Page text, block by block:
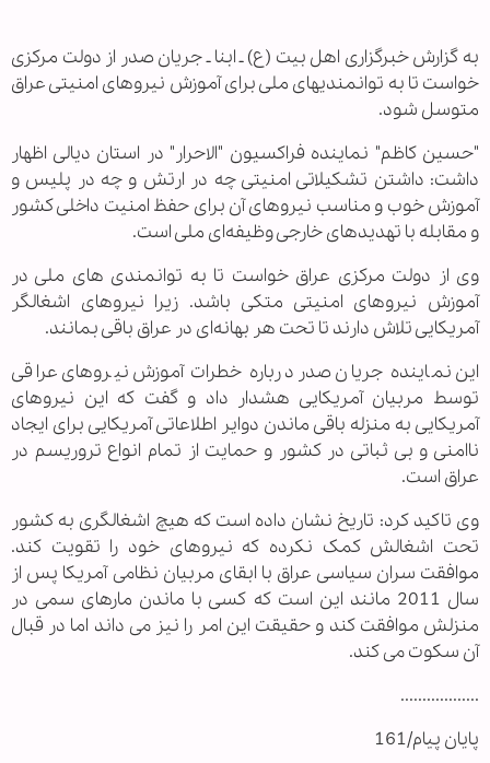
به گزارش خبرگزاری اهل بیت (ع) ـ ابنا ـ جریان صدر از دولت مرکزی
خواست تا به توانمندی‏های ملی برای آموزش نیروهای امنیتی عراق
متوسل شود.
"حسین کاظم" نماینده فراکسیون "الاحرار" در استان دیالی اظهار
داشت: داشتن تشکیلاتی امنیتی چه در ارتش و چه در پلیس و
آموزش خوب و مناسب نیروهای آن برای حفظ امنیت داخلی کشور
و مقابله با تهدیدهای خارجی وظیفه‌ای ملی است.
وی از دولت مرکزی عراق خواست تا به توانمندی های ملی در
آموزش نیروهای امنیتی متکی باشد. زیرا نیروهای اشغالگر
آمریکایی تلاش دارند تا تحت هر بهانه‌ای در عراق باقی بمانند.
این نماینده جریان صدر درباره خطرات آموزش نیروهای عراقی
توسط مربیان آمریکایی هشدار داد و گفت که این نیروهای
آمریکایی به منزله باقی ماندن دوایر اطلاعاتی آمریکایی برای ایجاد
ناامنی و بی ثباتی در کشور و حمایت از تمام انواع تروریسم در
عراق است.
وی تاکید کرد: تاریخ نشان داده است که هیچ اشغالگری به کشور
تحت اشغالش کمک نکرده که نیروهای خود را تقویت کند.
موافقت سران سیاسی عراق با ابقای مربیان نظامی آمریکا پس از
سال 2011 مانند این است که کسی با ماندن مارهای سمی در
منزلش موافقت کند و حقیقت این امر را نیز می داند اما در قبال
آن سکوت می کند.
..................
پایان پیام/161